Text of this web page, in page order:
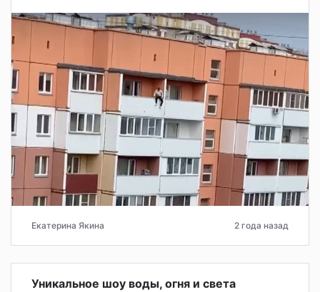
Екатерина Якина 2 года назад
Уникальное шоу воды, огня и света